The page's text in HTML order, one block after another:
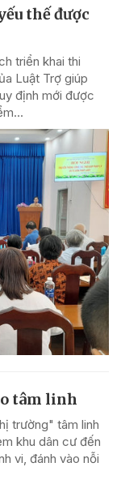
thế được
triển khai thi
Luật Trợ giúp
định mới được
tâm linh
trường" tâm linh
khu dân cư đến
vi, đánh vào nỗi